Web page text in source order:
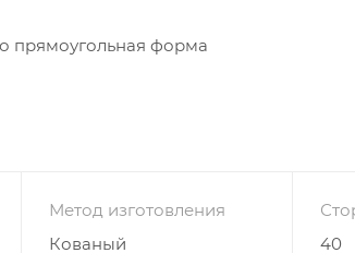
прямоугольная форма
Метод изготовления
Кованый
40